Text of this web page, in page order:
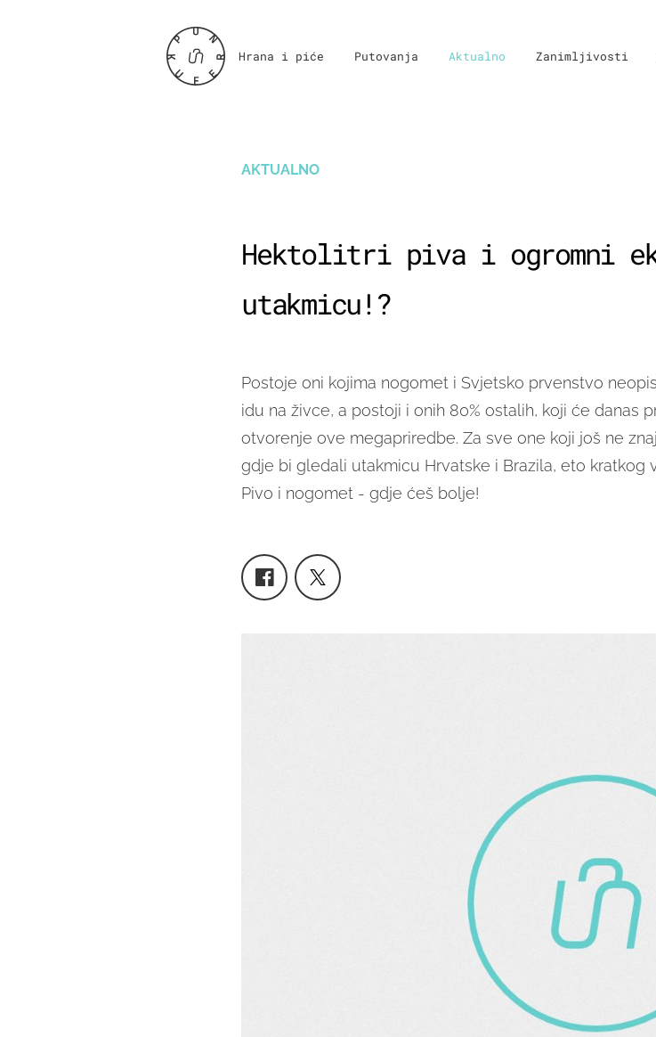
Hrana i piće Putovanja Aktualno Zanimljivosti
AKTUALNO
Hektolitri piva i ogromni
utakmicu!?
Postoje oni kojima nogomet i Svjetsko prvenstvo
idu na živce, a postoji i onih 80% ostalih, koji će danas
otvorenje ove megapriredbe. Za sve one koji još ne
gdje bi gledali utakmicu Hrvatske i Brazila, eto kratkog
Pivo i nogomet - gdje ćeš bolje!